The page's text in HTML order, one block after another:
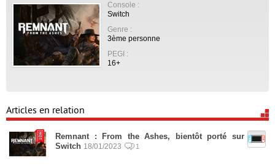
Console :
Switch
Genre :
3ème personne
PEGI :
16+
Articles en relation
Remnant : From the Ashes, bientôt porté sur
Switch 18/01/2023 1